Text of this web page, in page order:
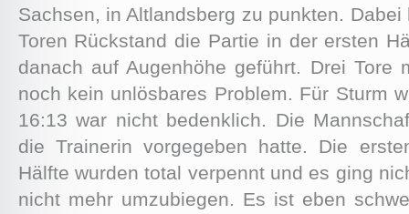
Sachsen, in Altlandsberg zu punkten.
Toren Rückstand die Partie in der ersten
danach auf Augenhöhe geführt. Drei Tore
noch kein unlösbares Problem. Für Sturm
16:13 war nicht bedenklich. Die
die Trainerin vorgegeben hatte. Die
Hälfte wurden total verpennt und es ging
nicht mehr umzubiegen. Es ist eben